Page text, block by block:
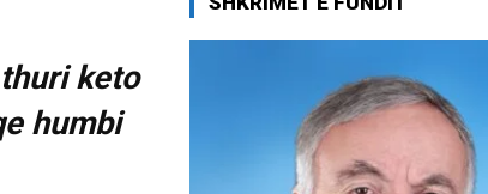
keto
humbi